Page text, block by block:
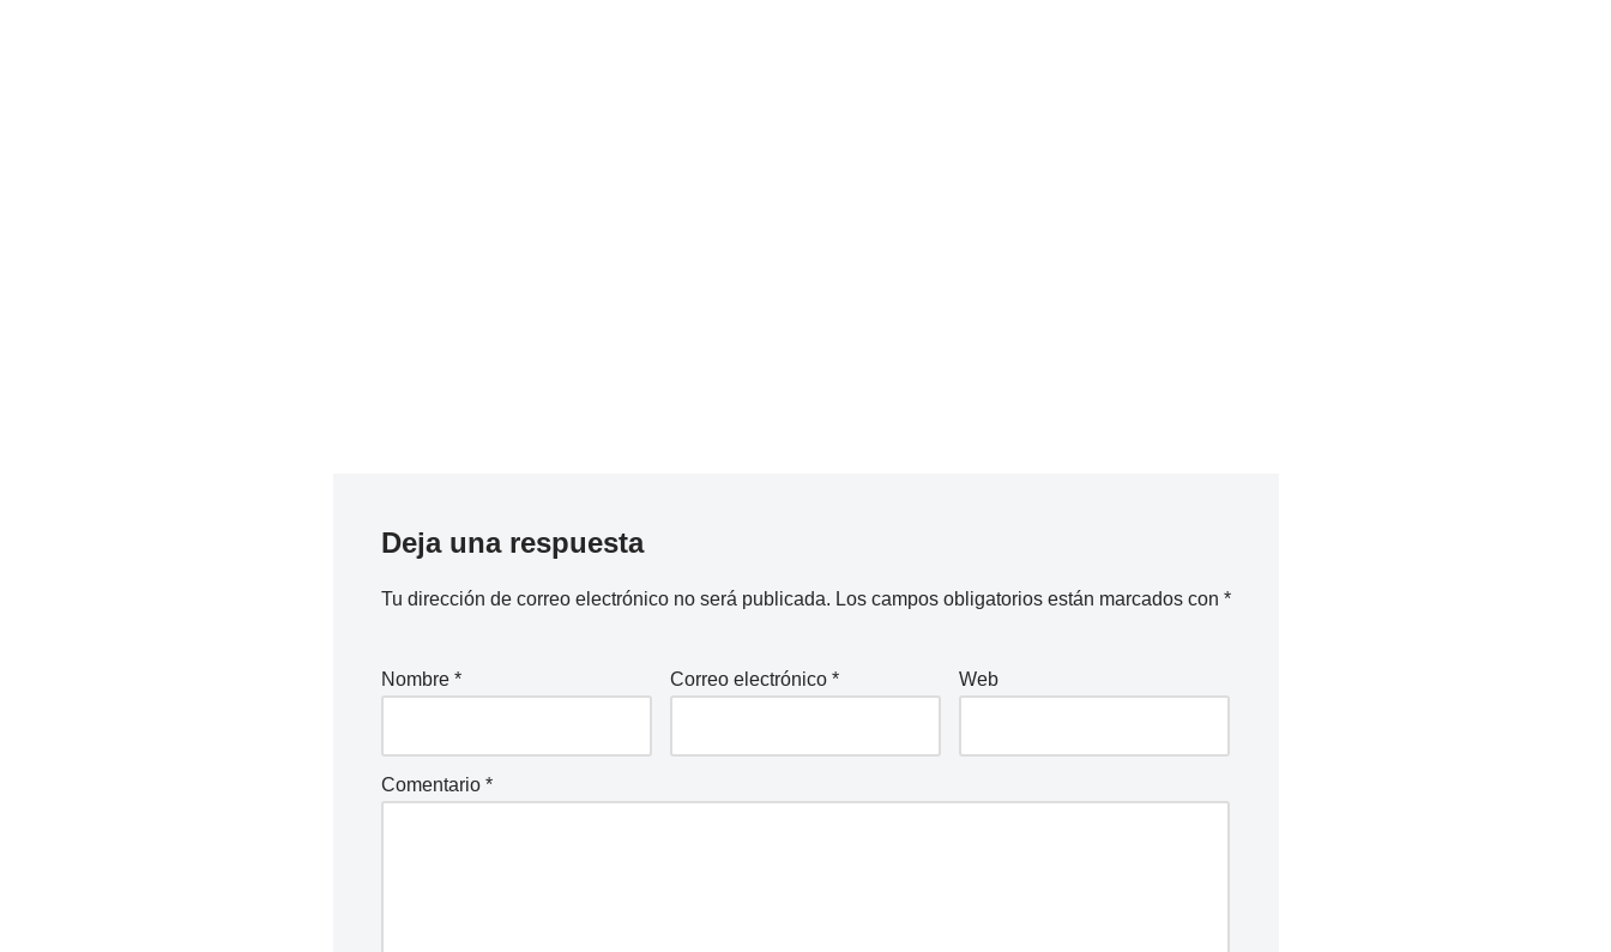
Deja una respuesta
Tu dirección de correo electrónico no será publicada. Los campos obligatorios están marcados con *
Nombre * Correo electrónico * Web
Comentario *